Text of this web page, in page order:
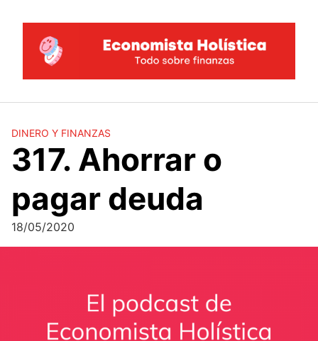
contenido
DINERO Y FINANZAS
317. Ahorrar o
pagar deuda
18/05/2020